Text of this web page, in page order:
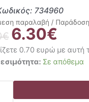
734960
παραλαβή /
€ Original
price
was:
7.00€.
6.30€
τιμή
είναι:
6.30€.
0.70 ευρώ με αυτή
Σε απόθεμα